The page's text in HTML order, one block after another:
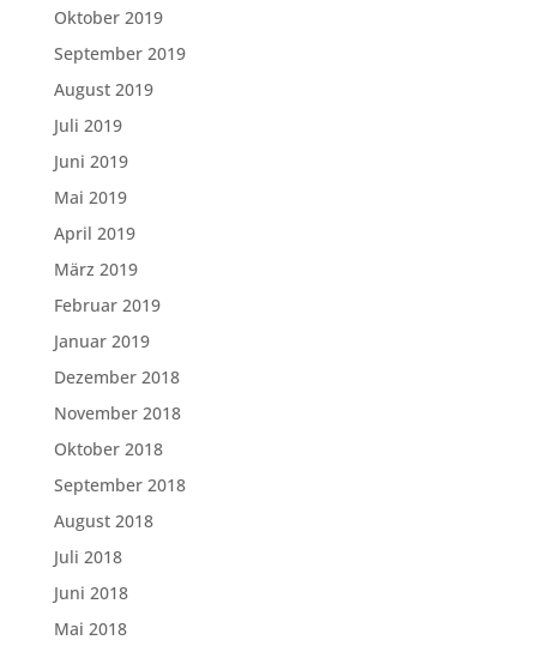
Oktober 2019
September 2019
August 2019
Juli 2019
Juni 2019
Mai 2019
April 2019
März 2019
Februar 2019
Januar 2019
Dezember 2018
November 2018
Oktober 2018
September 2018
August 2018
Juli 2018
Juni 2018
Mai 2018